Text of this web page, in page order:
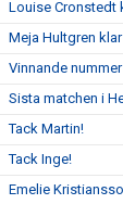
Louise Cronstedt
Meja Hultgren
Vinnande
Sista matchen i
Tack Martin!
Tack Inge!
Emelie